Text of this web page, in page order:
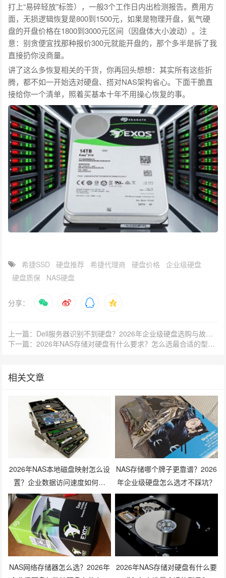
打上“易碎轻放”标签），一般3个工作日内出检测报告。费用方
面，无损逻辑恢复是800到1500元，如果是物理开盘，氦气硬
盘的开盘价格在1800到3000元区间（因盘体大小波动）。注
意：别贪便宜找那种报价300元就能开盘的，那个多半是拆了我
直接扔你没商量。
讲了这么多恢复相关的干货，你再回头想想：其实所有这些折
腾，都不如一开始选对硬盘、搭对NAS架构省心。下面干脆直
接给你一个清单，照着买基本十年不用操心恢复的事。
希捷SSD 硬盘推荐 希捷代理商 硬盘价格
企业级硬盘
硬盘质保
NAS硬盘
分享：
上一篇：Dell服务器识别不到硬盘？2026年企业级硬盘选购与故障排查指南
下一篇：2026年NAS存储对硬盘有什么要求？怎么选最合适的型号？
相关文章
2026年NAS本地磁盘映射怎么设
置？企业数据访问速度如何提
升？
NAS存储哪个牌子更靠谱？2026
年企业级硬盘怎么选才不踩坑？
NAS网络存储器怎么选？2026年 2026年NAS存储对硬盘有什么要